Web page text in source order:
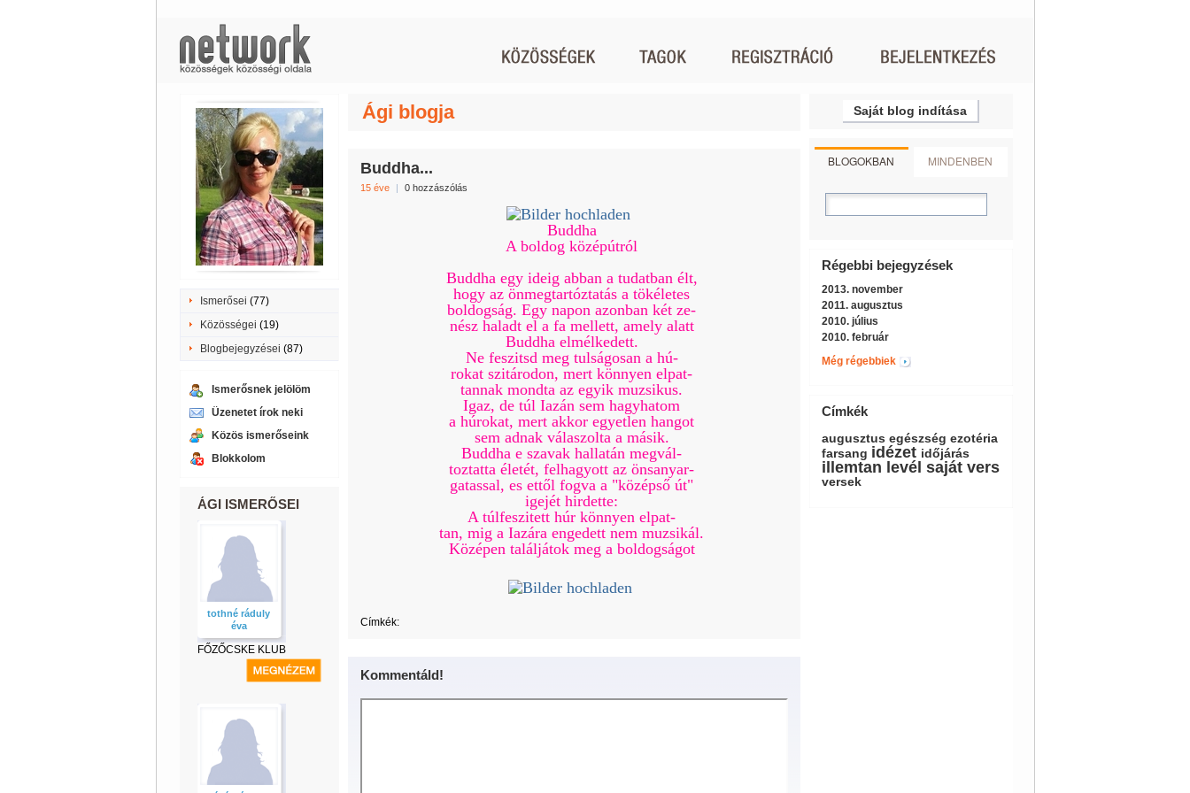
Ismerősei (77)
Közösségei (19)
Blogbejegyzései (87)
Ismerősnek jelölöm
Üzenetet írok neki
Közös ismerőseink
Blokkolom
ÁGI ISMERŐSEI
tothné ráduly
éva
FŐZŐCSKE KLUB
Ági blogja
Buddha...
15 éve | 0 hozzászólás
Buddha
A boldog középútról
Buddha egy ideig abban a tudatban élt,
hogy az önmegtartóztatás a tökéletes
boldogság. Egy napon azonban két ze-
nész haladt el a fa mellett, amely alatt
Buddha elmélkedett.
Ne feszitsd meg tulságosan a hú-
rokat szitárodon, mert könnyen elpat-
tannak mondta az egyik muzsikus.
Igaz, de túl Iazán sem hagyhatom
a húrokat, mert akkor egyetlen hangot
sem adnak válaszolta a másik.
Buddha e szavak hallatán megvál-
toztatta életét, felhagyott az önsanyar-
gatassal, es ettől fogva a "középső út"
igejét hirdette:
A túlfeszitett húr könnyen elpat-
tan, mig a Iazára engedett nem muzsikál.
Középen találjátok meg a boldogságot
Címkék:
Kommentáld!
Saját blog indítása
BLOGOKBAN MINDENBEN
Régebbi bejegyzések
2013. november
2011. augusztus
2010. július
2010. február
Még régebbiek
Címkék
augusztus egészség ezotéria
farsang idézet időjárás
illemtan levél saját vers
versek